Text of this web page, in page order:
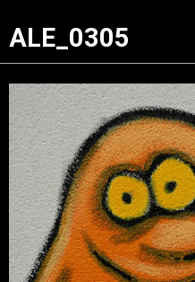
ALE_0305